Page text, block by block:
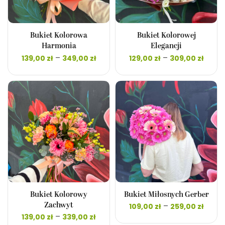
Bukiet Kolorowa
Harmonia
139,00 zł – 349,00 zł
139,00 zł
do
349,00 zł
Bukiet Kolorowej
Elegancji
129,00 zł – 309,00 zł
do
Bukiet Kolorowy
Zachwyt
139,00 zł – 339,00 zł Zakres
Bukiet Miłosnych Gerber
109,00 zł – 259,00 zł